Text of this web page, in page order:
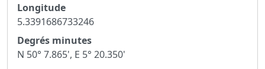
Longitude
5.3391686733246
Degrés minutes
N 50° 7.865', E 5° 20.350'